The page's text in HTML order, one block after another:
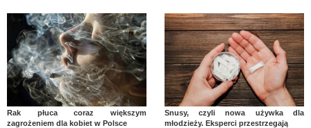
Rak płuca coraz większym
zagrożeniem dla kobiet w Polsce
Snusy, czyli nowa używka dla
młodzieży. Eksperci przestrzegają